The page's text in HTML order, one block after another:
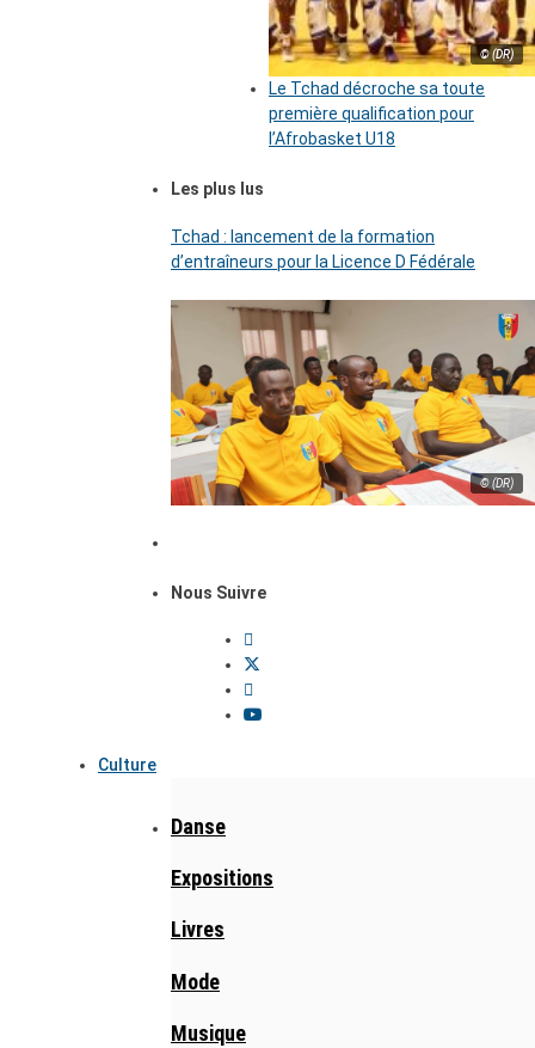
© (DR)
Le Tchad décroche sa toute
première qualification pour
l’Afrobasket U18
Les plus lus
Tchad : lancement de la formation
d’entraîneurs pour la Licence D Fédérale
© (DR)
Nous Suivre
Culture
Danse
Expositions
Livres
Mode
Musique